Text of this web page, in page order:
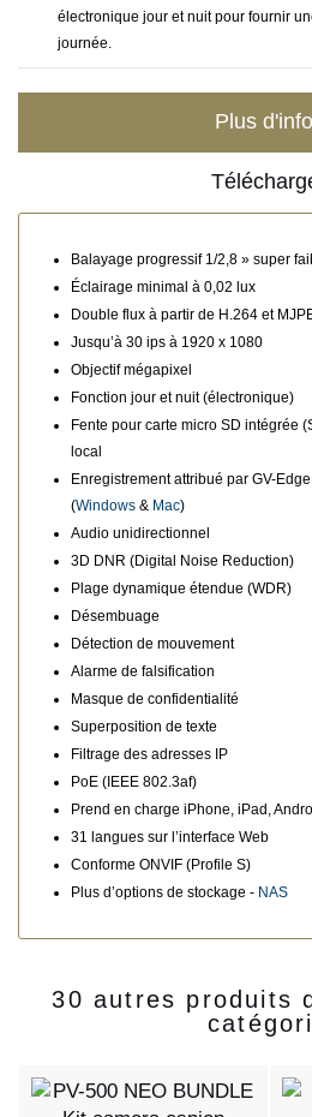
électronique jour et nuit pour fournir
journée.
Plus
Balayage progressif 1/2,8 » super
Éclairage minimal à 0,02 lux
Double flux à partir de H.264 et
Jusqu’à 30 ips à 1920 x 1080
Objectif mégapixel
Fonction jour et nuit (électronique)
Fente pour carte micro SD intégrée
local
Enregistrement attribué par GV-
(Windows & Mac)
Audio unidirectionnel
3D DNR (Digital Noise Reduction)
Plage dynamique étendue (WDR)
Désembuage
Détection de mouvement
Alarme de falsification
Masque de confidentialité
Superposition de texte
Filtrage des adresses IP
PoE (IEEE 802.3af)
Prend en charge iPhone, iPad,
31 langues sur l’interface Web
Conforme ONVIF (Profile S)
Plus d’options de stockage - NAS
30 autres produits